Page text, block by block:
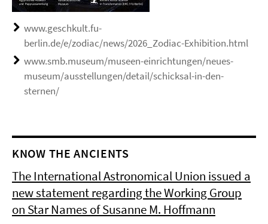
www.geschkult.fu-
berlin.de/e/zodiac/news/2026_Zodiac-Exhibition.html
www.smb.museum/museen-einrichtungen/neues-
museum/ausstellungen/detail/schicksal-in-den-
sternen/
KNOW THE ANCIENTS
The International Astronomical Union issued a
new statement regarding the Working Group
on Star Names of Susanne M. Hoffmann